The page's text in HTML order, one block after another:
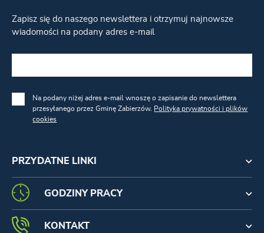
PRZYDATNE LINKI
Zapisz się do naszego newslettera i otrzymuj najnowsze
wiadomości na podany adres e-mail
Na podany niżej adres e-mail wnoszę o zapisanie do newslettera
przesyłanego przez Gminę Zabierzów. Polityka prywatności i plików
cookies
GODZINY PRACY
KONTAKT